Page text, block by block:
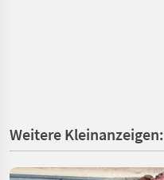
Weitere Kleinanzeigen: